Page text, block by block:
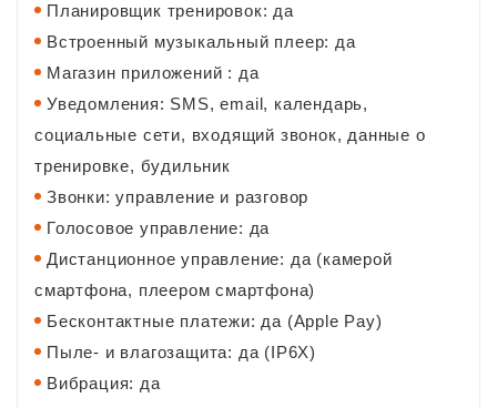
Планировщик тренировок: да
Встроенный музыкальный плеер: да
Магазин приложений : да
Уведомления: SMS, email, календарь,
социальные сети, входящий звонок, данные о
тренировке, будильник
Звонки: управление и разговор
Голосовое управление: да
Дистанционное управление: да (камерой
смартфона, плеером смартфона)
Бесконтактные платежи: да (Apple Pay)
Пыле- и влагозащита: да (IP6X)
Вибрация: да